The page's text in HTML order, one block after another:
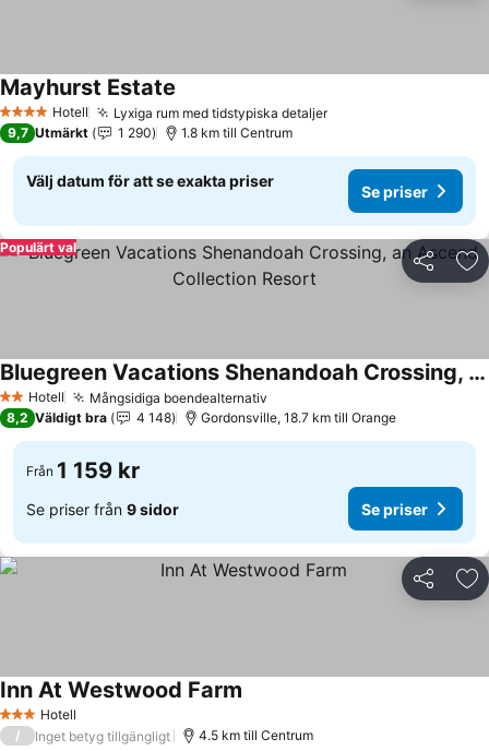
4 StjärnorHotell Lyxiga rum med tidstypiska detaljer
Mayhurst Estate
9,7 Utmärkt 1 290 1.8 km till Centrum
Välj datum för att se exakta priser
Se priser
Dela
Populärt val
2 Stjärnor
Hotell Mångsidiga boendealternativ
Bluegreen Vacations Shenandoah Crossing, an Ascend Collection Resort
8,2 Väldigt bra 4 148 Gordonsville, 18.7 km till Orange
Från 1 159 kr
Se priser från 9 sidor Se priser
Dela
3 StjärnorHotell
Inn At Westwood Farm
/ Inget betyg tillgängligt 4.5 km till Centrum